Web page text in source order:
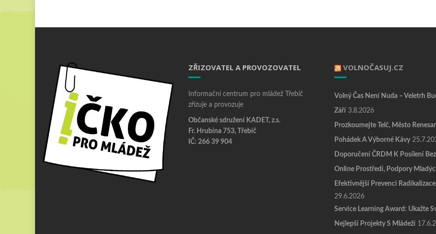
ZŘIZOVATEL A PROVOZOVATEL
Informační centrum pro mládež Třebíč
zřizuje a provozuje
Občanské sdružení KADET, z.s.
Fr. Hrubína 753, Třebíč
IČ: 266 39 904
VOLNOČASUJ.CZ
Volný Čas Není Nuda – Veletrh
Září 3.8.2026
Prozkoumejte Telč, Město
Pohádek A Výborné Kávy
Doporučení ČRDM K Posílení
Online Prostředí, Podpory
Efektivnější Prevenci Radikalizace
29.6.2026
Service Learning Award: Ukažte
Nejlepší Projekty S Mládeží